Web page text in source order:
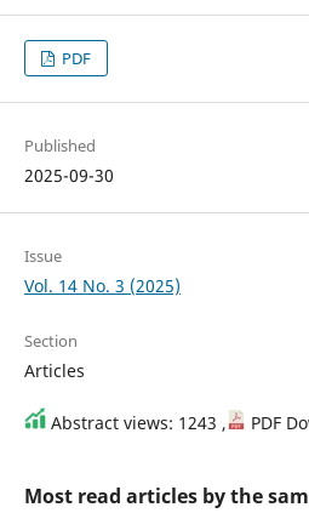
PDF
Published
2025-09-30
Issue
Vol. 14 No. 3 (2025)
Section
Articles
Abstract views: 1243 , PDF
Most read articles by the